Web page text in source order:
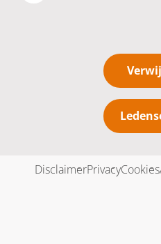
DisclaimerPrivacyCookies